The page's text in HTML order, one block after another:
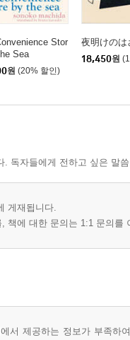
Stor
Sea
원 (20% 할인)
夜明けのは
18,450원
독자들에게 전하고 싶은 말
게재됩니다.
책에 대한 문의는 1:1 문의를
서 제공하는 정보가 부족